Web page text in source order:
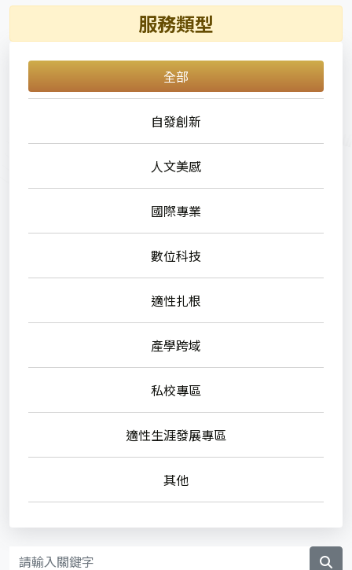
服務類型
全部
自發創新
人文美感
國際專業
數位科技
適性扎根
產學跨域
私校專區
適性生涯發展專區
其他